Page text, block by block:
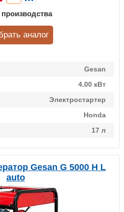
Gesan
4.00 кВт
Электростартер
Honda
17 л
аналог
Gesan G 5000 H L
auto